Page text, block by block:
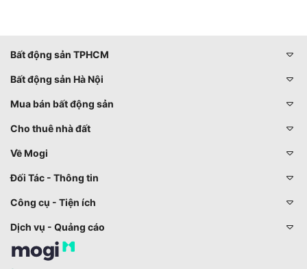
Bất động sản TPHCM
Bất động sản Hà Nội
Mua bán bất động sản
Cho thuê nhà đất
Về Mogi
Đối Tác - Thông tin
Công cụ - Tiện ích
Dịch vụ - Quảng cáo